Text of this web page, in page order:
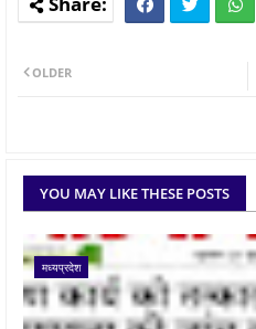
OLDER
YOU MAY LIKE THESE POSTS
मध्यप्रदेश